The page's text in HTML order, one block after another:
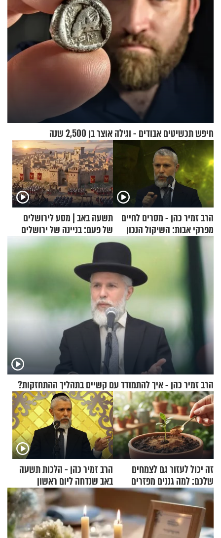
חיפש תכשיטים אבודים - וגילה אוצר בן 2,500 שנה
הרב זמיר כהן - מסרים לחיים
מפרקי אבות: השיקול הנכון
תשעה באב | מסע לירושלים
של פעם: בניינה של ירושלים
הרב זמיר כהן - איך להתמודד עם קשיים בתהליך ההתחזקות?
זה יכול לעזור גם לצמחים
שלכם: למה גננים מפזרים
קינמון בעציצים?
הרב זמיר כהן - הלכות תשעה
באב שנדחה ליום ראשון